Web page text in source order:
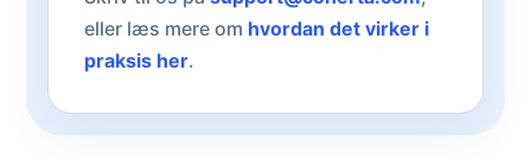
eller læs mere om hvordan det virker i
praksis her.